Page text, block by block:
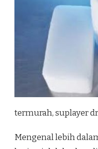
termurah, suplayer
Mengenal lebih